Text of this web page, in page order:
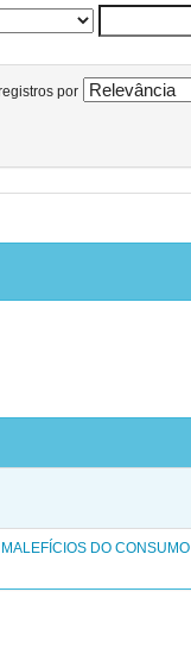
por
DO CONSUMO